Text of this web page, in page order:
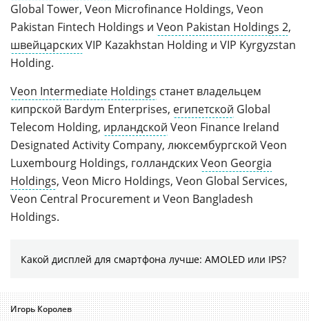
Global Tower, Veon Microfinance Holdings, Veon
Pakistan Fintech Holdings и Veon Pakistan Holdings 2,
швейцарскихVIP Kazakhstan Holding и VIP Kyrgyzstan
Holding.
Veon Intermediate Holdings станет владельцем
кипрской Bardym Enterprises, египетской Global
Telecom Holding, ирландской Veon Finance Ireland
Designated Activity Company, люксембургской Veon
Luxembourg Holdings, голландскихVeon Georgia
Holdings, Veon Micro Holdings, Veon Global Services,
Veon Central Procurement и Veon Bangladesh
Holdings.
Какой дисплей для смартфона лучше: AMOLED или IPS?
Игорь Королев